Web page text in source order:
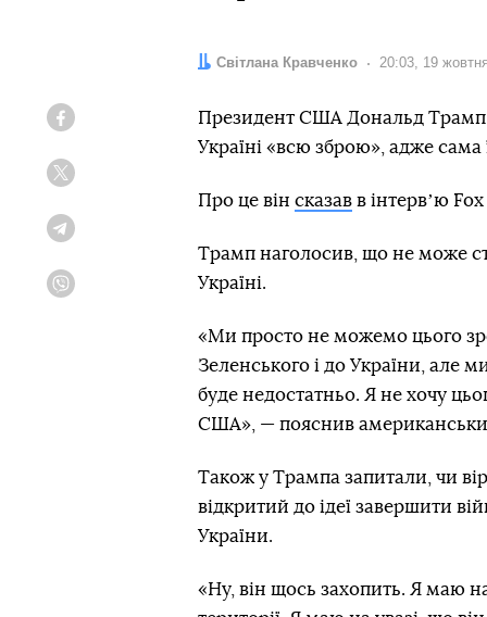
Автор:
Світлана Кравченко Дата:
20:03, 19
Президент США Дональд Трамп
Україні «всю зброю», адже сама
Про це він сказав в інтервʼю
Трамп наголосив, що не може
Україні.
«Ми просто не можемо цього
Зеленського і до України, але
буде недостатньо. Я не хочу
США», — пояснив
Також у Трампа запитали, чи
відкритий до ідеї завершити
України.
«Ну, він щось захопить. Я маю